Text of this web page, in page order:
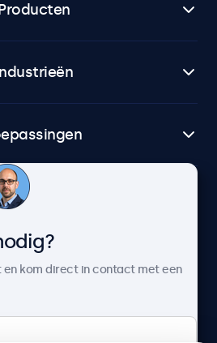
en kom direct in contact met een